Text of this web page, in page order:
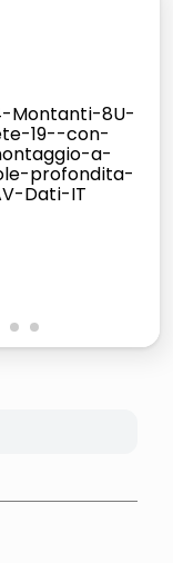
italia independent occhiali sole 0703 thin rotondo sun
11 12